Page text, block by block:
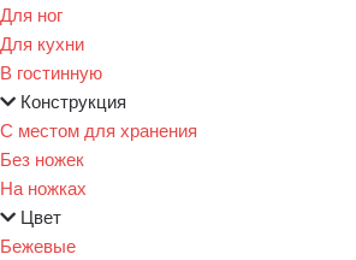
Для ног
Для кухни
В гостинную
Конструкция
С местом для хранения
Без ножек
На ножках
Цвет
Бежевые